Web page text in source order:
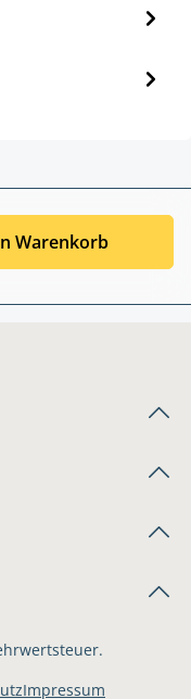
Warenkorb
Impressum